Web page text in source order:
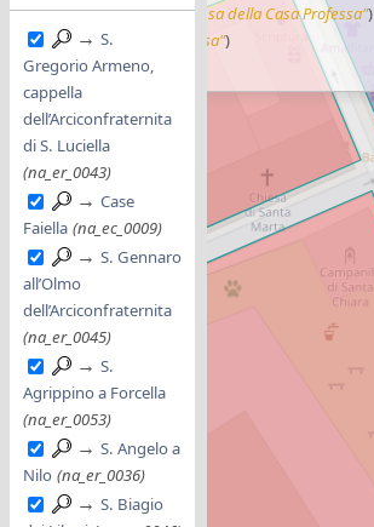
→ S.
Gregorio Armeno,
cappella
dell’Arciconfraternita
di S. Luciella
(na_er_0043)
→ Case
Faiella (na_ec_0009)
→ S. Gennaro
all’Olmo
dell’Arciconfraternita
(na_er_0045)
→ S.
Agrippino a Forcella
(na_er_0053)
→ S. Angelo a
Nilo (na_er_0036)
→ S. Biagio
della Casa Professa("chiesa della Casa Professa")
Chiesa degli Espulsi "chiesa")